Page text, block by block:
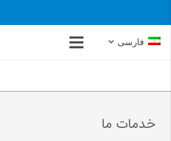
فارسی
خدمات ما